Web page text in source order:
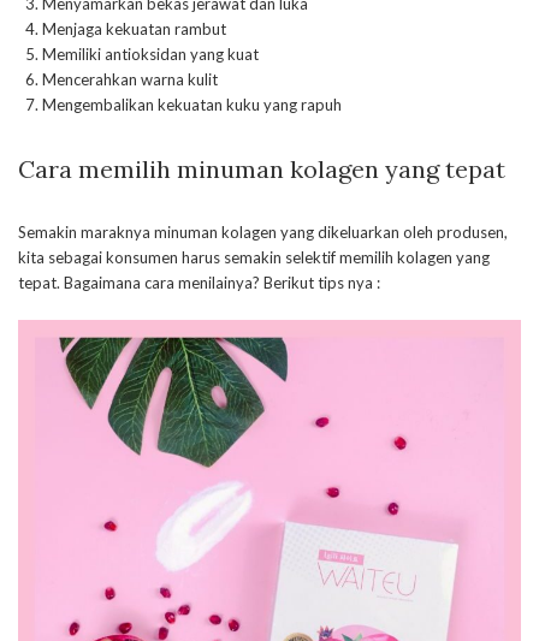
Menyamarkan bekas jerawat dan luka
Menjaga kekuatan rambut
Memiliki antioksidan yang kuat
Mencerahkan warna kulit
Mengembalikan kekuatan kuku yang rapuh
Cara memilih minuman kolagen yang tepat
Semakin maraknya minuman kolagen yang dikeluarkan oleh produsen,
kita sebagai konsumen harus semakin selektif memilih kolagen yang
tepat. Bagaimana cara menilainya? Berikut tips nya :